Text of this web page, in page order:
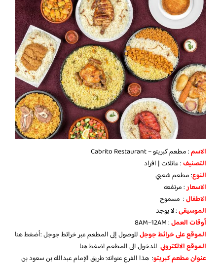
الاسم: مطعم كبريتو – Cabrito Restaurant
التصنيف: عائلات | افراد
النوع: مطعم شعبي
الاسعار: مرتفعه
الاطفال: مسموح
الموسيقى: لا يوجد
أوقات العمل: 8AM–12AM
الموقع على خرائط جوجلللوصول إلى المطعم عبر خرائط جوجل :أضغط هنا
الموقع الالكتروني للدخول الى المطعماضغط هنا
عنوان مطعم كبريتو: هذا الفرع عنوانه: طريق الإمام عبدالله بن سعود بن